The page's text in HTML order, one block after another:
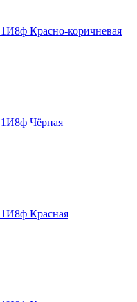
1И8ф Красно-коричневая
1И8ф Чёрная
1И8ф Красная